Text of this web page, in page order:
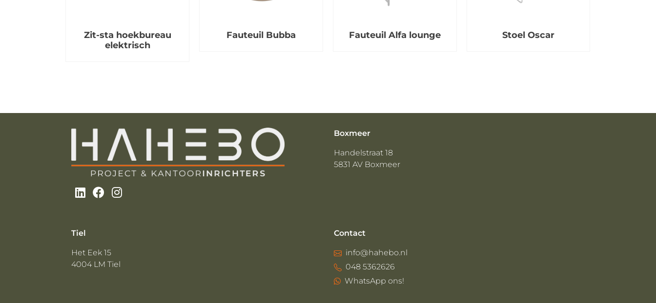
Zit-sta hoekbureau
elektrisch
Fauteuil Bubba Fauteuil Alfa lounge Stoel Oscar
Boxmeer
Handelstraat 18
5831 AV Boxmeer
Tiel
Het Eek 15
4004 LM Tiel
Contact
info@hahebo.nl
048 5362626
WhatsApp ons!